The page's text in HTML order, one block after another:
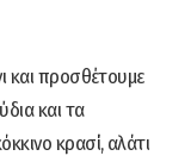
και προσθέτουμε
και τα
κρασί, αλάτι